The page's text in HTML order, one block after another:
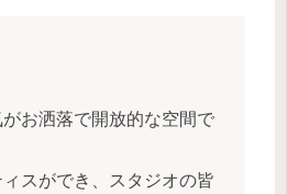
お洒落で開放的な空間で
スができ、スタジオの皆